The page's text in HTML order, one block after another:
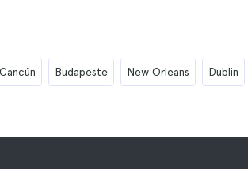
Cancún Budapeste New Orleans Dublin